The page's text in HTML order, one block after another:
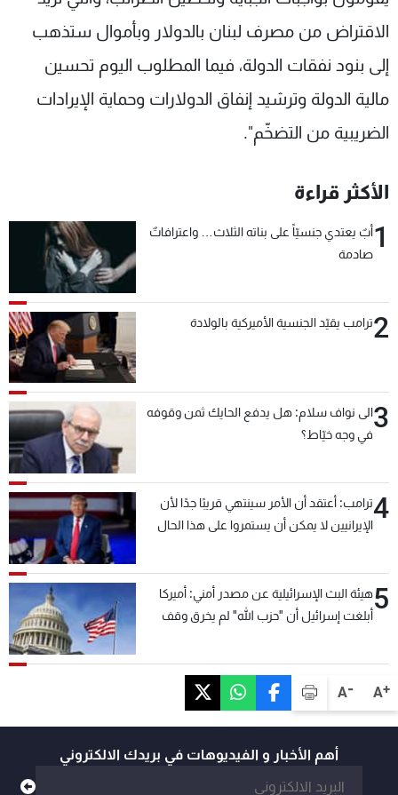
A+
A-
الاقتراض من مصرف لبنان بالدولار وبأموال ستذهب
إلى بنود نفقات الدولة، فيما المطلوب اليوم تحسين
مالية الدولة وترشيد إنفاق الدولارات وحماية الإيرادات
الضريبية من التضخّم".
الأكثر قراءة
1أبٌ يعتدي جنسيّاً على بناته الثلاث… واعترافاتٌ
صادمة
2ترامب يقيّد الجنسية الأميركية بالولادة
3الى نواف سلام: هل يدفع الحايك ثمن وقوفه
في وجه خيّاط؟
4ترامب: أعتقد أن الأمر سينتهي قريبًا جدًا لأن
الإيرانيين لا يمكن أن يستمروا على هذا الحال
5هيئة البث الإسرائيلية عن مصدر أمني: أميركا
أبلغت إسرائيل أن "حزب الله" لم يخرق وقف
أهم الأخبار و الفيديوهات في بريدك الالكتروني